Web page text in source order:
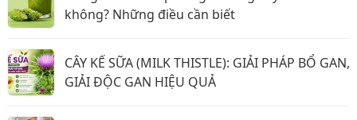
không? Những điều cần biết
CÂY KẾ SỮA (MILK THISTLE): GIẢI PHÁP BỔ GAN,
GIẢI ĐỘC GAN HIỆU QUẢ